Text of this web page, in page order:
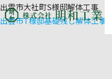
出雲市大社町S様邸解体工事
出雲市T様邸基礎残し解体工事